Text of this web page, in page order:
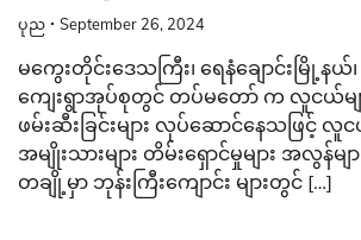
ပုည September 26, 2024
မကွေးတိုင်းဒေသကြီး၊ ရေနံချောင်းမြို့န
ကျေးရွာအုပ်စုတွင် တပ်မတော် က လူငယ်မျ
ဖမ်းဆီးခြင်းများ လုပ်ဆောင်နေသဖြင့် လူင
အမျိုးသားများ တိမ်းရှောင်မှုများ အလွန်မျာ
တချို့မှာ ဘုန်းကြီးကျောင်း များတွင် […]